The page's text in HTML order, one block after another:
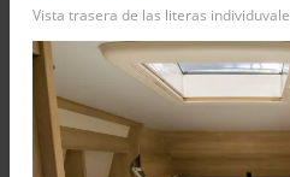
Vista trasera de las literas